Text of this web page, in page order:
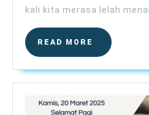
kali kita merasa lelah
READ MORE
READ
MORE